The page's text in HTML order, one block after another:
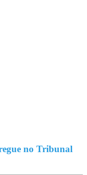
no Tribunal